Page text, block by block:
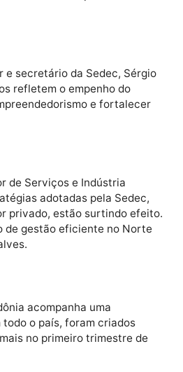
Novo Caged, a maioria das
preenchidas por mulheres
ensino médio completo
com 707 vagas. Entre os
por Vilhena (231), Ji-Paraná
(123) e Rolim de Moura
e secretário da Sedec,
refletem o empenho do